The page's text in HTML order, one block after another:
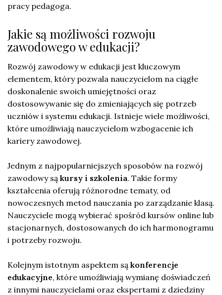
pracy pedagoga.
Jakie są możliwości rozwoju
zawodowego w edukacji?
Rozwój zawodowy w edukacji jest kluczowym
elementem, który pozwala nauczycielom na ciągłe
doskonalenie swoich umiejętności oraz
dostosowywanie się do zmieniających się potrzeb
uczniów i systemu edukacji. Istnieje wiele możliwości,
które umożliwiają nauczycielom wzbogacenie ich
kariery zawodowej.
Jednym z najpopularniejszych sposobów na rozwój
zawodowy są kursy i szkolenia. Takie formy
kształcenia oferują różnorodne tematy, od
nowoczesnych metod nauczania po zarządzanie klasą.
Nauczyciele mogą wybierać spośród kursów online lub
stacjonarnych, dostosowanych do ich harmonogramu
i potrzeby rozwoju.
Kolejnym istotnym aspektem są konferencje
edukacyjne, które umożliwiają wymianę doświadczeń
z innymi nauczycielami oraz ekspertami z dziedziny